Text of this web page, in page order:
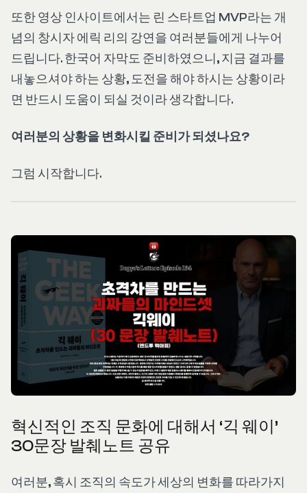
또한 영상 인사이트에서는 린 스타트업 MVP라는 개
념의 창시자 에릭 리의 강연을 여러분들에게 나누어
드립니다. 한국어 자막도 준비하였으니, 지금 결과를
내놓으셔야 하는 상황, 도전을 해야 하시는 상황이라
면 반드시 도움이 되실 것이라 생각합니다.
여러분의 상황을 변화시킬 준비가 되셨나요?
그럼 시작합니다.
혁신적인 조직 문화에 대해서 ‘긱 웨이’
30문장 발췌노트 공유
여러분, 혹시 조직의 속도가 세상의 변화를 따라가지